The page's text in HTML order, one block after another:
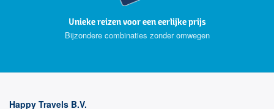
Unieke reizen voor een eerlijke prijs
Bijzondere combinaties zonder omwegen
Happy Travels B.V.